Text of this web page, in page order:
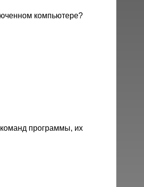
компьютере?
команд программы, их